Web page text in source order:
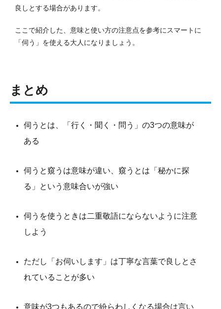
良しとする場合があります。
ここで紹介した、意味と使い方の注意点を参考にスマートに
「伺う」を使える大人になりましょう。
まとめ
伺うとは、「行く・聞く・問う」の3つの意味が
ある
伺うと窺うは意味が違い、窺うとは「秘かに探
る」という意味合いが強い
伺うを使うときは二重敬語にならないように注意
しよう
ただし「お伺いします」は丁寧な言葉で良しとさ
れていることが多い
意味が3つもあるので紛らわしくなる場合は言い